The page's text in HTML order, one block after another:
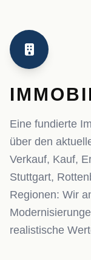
Eine fundierte
über den
Verkauf, Kauf,
Stuttgart,
Regionen: Wir
realistische